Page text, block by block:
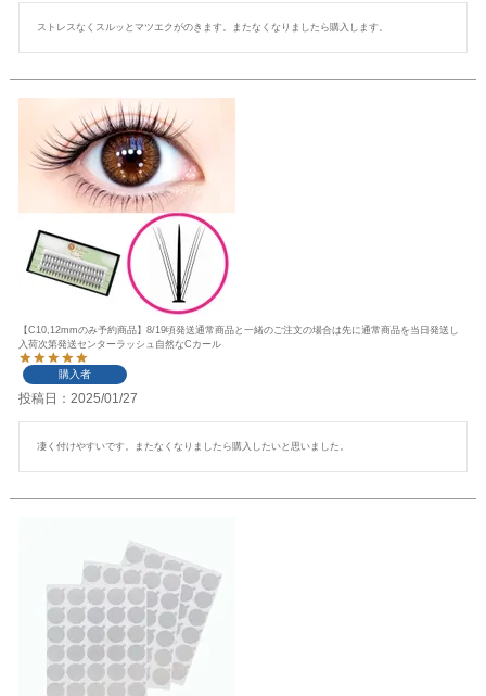
ストレスなくスルッとマツエクがのきます。またなくなりましたら購入します。
【C10,12mmのみ予約商品】8/19頃発送通常商品と一緒のご注文の場合は先に通常商品を当日発送し
入荷次第発送センターラッシュ自然なCカール
購入者
投稿日 2025/01/27
凄く付けやすいです。またなくなりましたら購入したいと思いました。